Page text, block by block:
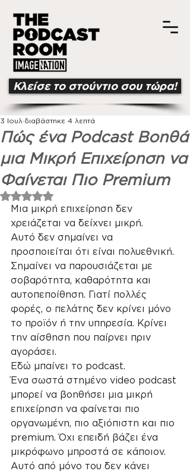
Κλείσε το στούντιο σου τώρα!
Πώς ένα Podcast Βοηθά
μια Μικρή Επιχείρηση να
Φαίνεται Πιο Premium
3 Ιουλ διαβάστηκε 4 λεπτά
Βαθμολογήθηκε με NaN από 5 αστέρια.
Μια μικρή επιχείρηση δεν
χρειάζεται να δείχνει μικρή.
Αυτό δεν σημαίνει να
προσποιείται ότι είναι πολυεθνική.
Σημαίνει να παρουσιάζεται με
σοβαρότητα, καθαρότητα και
αυτοπεποίθηση. Γιατί πολλές
φορές, ο πελάτης δεν κρίνει μόνο
το προϊόν ή την υπηρεσία. Κρίνει
την αίσθηση που παίρνει πριν
αγοράσει.
Εδώ μπαίνει το podcast.
Ένα σωστά στημένο video podcast
μπορεί να βοηθήσει μια μικρή
επιχείρηση να φαίνεται πιο
οργανωμένη, πιο αξιόπιστη και πιο
premium. Όχι επειδή βάζει ένα
μικρόφωνο μπροστά σε κάποιον.
Αυτό από μόνο του δεν κάνει